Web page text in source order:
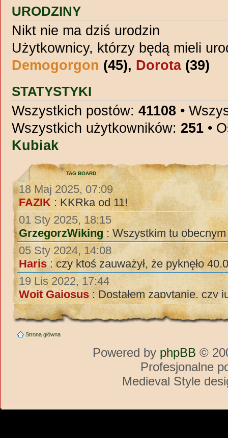
URODZINY
Nikt nie ma dziś urodzin
Użytkownicy, którzy będą mieli
Demogorgon (45), Dorota(39)
STATYSTYKI
Wszystkich postów:41108 •
Wszystkich użytkowników: 251 •
Kubiak
TAG BOARD
Strona główna
Powered by phpBB ©
Profesjonalne
Medieval Style